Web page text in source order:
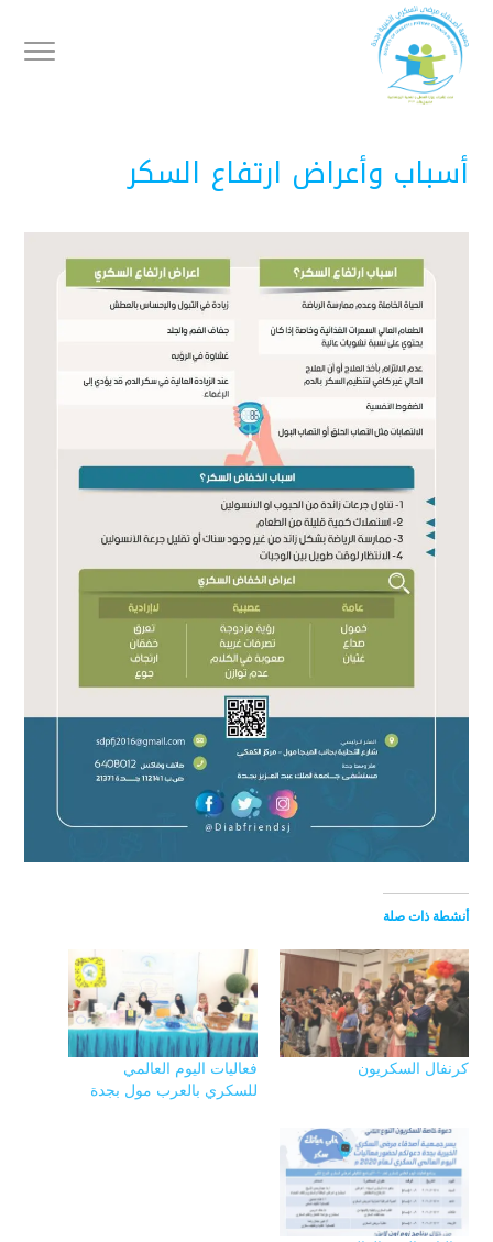
أسباب وأعراض ارتفاع السكر
أنشطة ذات صلة
كرنفال السكريون
فعاليات اليوم العالمي
للسكري بالعرب مول بجدة